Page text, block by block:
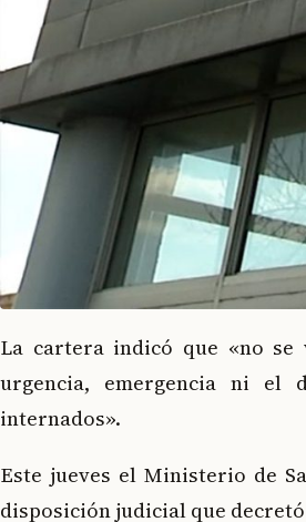
La cartera indicó que «no
urgencia, emergencia ni el
internados».
Este jueves el Ministerio de
disposición judicial que decretó